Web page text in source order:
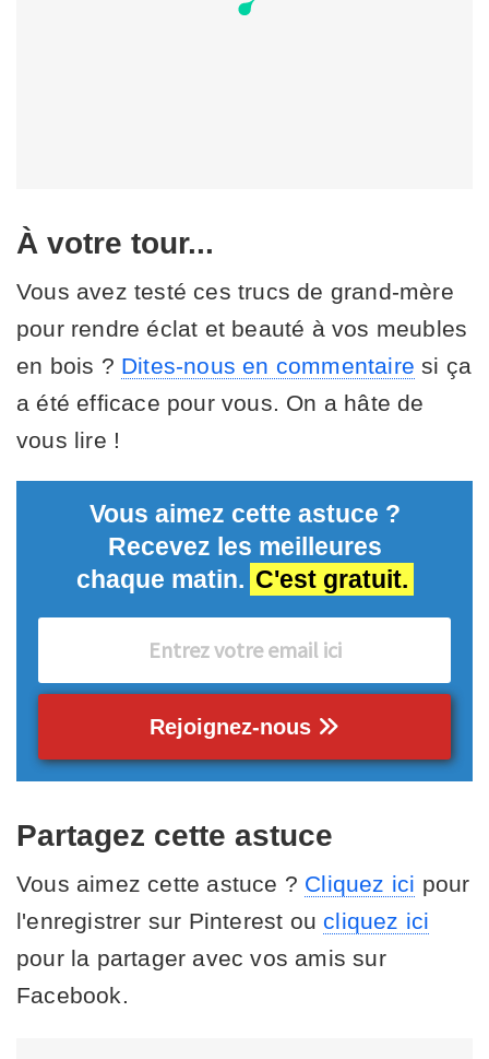
À votre tour...
Vous avez testé ces trucs de grand-mère
pour rendre éclat et beauté à vos meubles
en bois ? Dites-nous en commentaire si ça
a été efficace pour vous. On a hâte de
vous lire !
Vous aimez cette astuce ?
Recevez les meilleures
chaque matin. C'est gratuit.
Rejoignez-nous
Partagez cette astuce
Vous aimez cette astuce ? Cliquez ici pour
l'enregistrer sur Pinterest ou cliquez ici
pour la partager avec vos amis sur
Facebook.